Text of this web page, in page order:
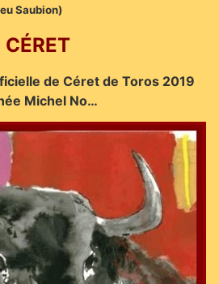
Saubion)
CÉRET
de Céret de Toros 2019
Michel No…